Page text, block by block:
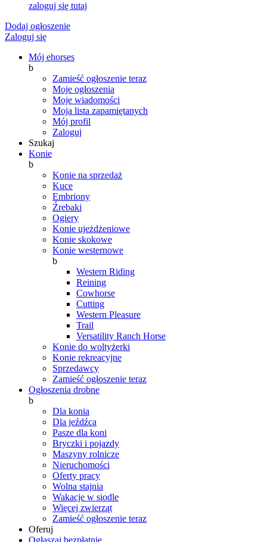
zaloguj się tutaj
Dodaj ogłoszenie
Zaloguj się
Mój ehorses
b
Zamieść ogłoszenie teraz
Moje ogłoszenia
Moje wiadomości
Moja lista zapamiętanych
Mój profil
Zaloguj
Szukaj
Konie
b
Konie na sprzedaż
Kuce
Embriony
Źrebaki
Ogiery
Konie ujeżdżeniowe
Konie skokowe
Konie westernowe
b
Western Riding
Reining
Cowhorse
Cutting
Western Pleasure
Trail
Versatility Ranch Horse
Konie do woltyżerki
Konie rekreacyjne
Sprzedawcy
Zamieść ogłoszenie teraz
Ogłoszenia drobne
b
Dla konia
Dla jeźdźca
Pasze dla koni
Bryczki i pojazdy
Maszyny rolnicze
Nieruchomości
Oferty pracy
Wolna stajnia
Wakacje w siodle
Więcej zwierząt
Zamieść ogłoszenie teraz
Oferuj
Ogłaszaj bezpłatnie